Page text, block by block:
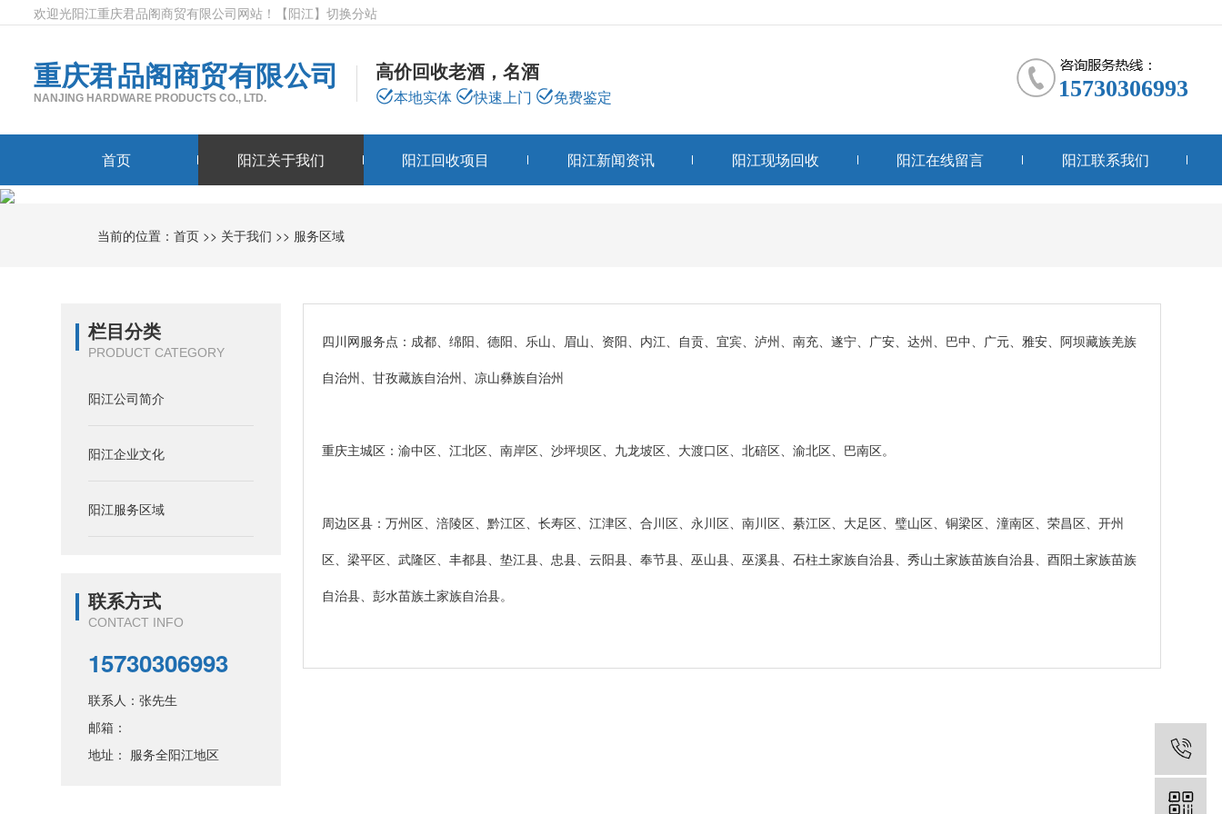
欢迎光阳江重庆君品阁商贸有限公司网站！ 【阳江】 切换分站
重庆君品阁商贸有限公司
NANJING HARDWARE PRODUCTS CO., LTD.
高价回收老酒，名酒
本地实体 快速上门 免费鉴定 15730306993
首页 阳江关于我们 阳江回收项目 阳江新闻资讯 阳江现场回收 阳江在线留言 阳江联系我们
当前的位置：首页 >> 关于我们 >> 服务区域
栏目分类
PRODUCT CATEGORY
阳江公司简介
阳江企业文化
阳江服务区域
联系方式
CONTACT INFO
15730306993
联系人：张先生
邮箱：
地址： 服务全阳江地区
四川网服务点：成都、绵阳、德阳、乐山、眉山、资阳、内江、自贡、宜宾、泸州、南充、遂宁、广安、达州、巴中、广元、雅安、阿坝藏族羌族
自治州、甘孜藏族自治州、凉山彝族自治州
重庆主城区：渝中区、江北区、南岸区、沙坪坝区、九龙坡区、大渡口区、北碚区、渝北区、巴南区。
周边区县：万州区、涪陵区、黔江区、长寿区、江津区、合川区、永川区、南川区、綦江区、大足区、璧山区、铜梁区、潼南区、荣昌区、开州
区、梁平区、武隆区、丰都县、垫江县、忠县、云阳县、奉节县、巫山县、巫溪县、石柱土家族自治县、秀山土家族苗族自治县、酉阳土家族苗族
自治县、彭水苗族土家族自治县。